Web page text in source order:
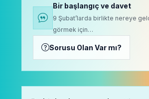
Bir başlangıç ve davet
9 Şubat’larda birlikte nereye
görmek için…
Sorusu Olan Var mı?